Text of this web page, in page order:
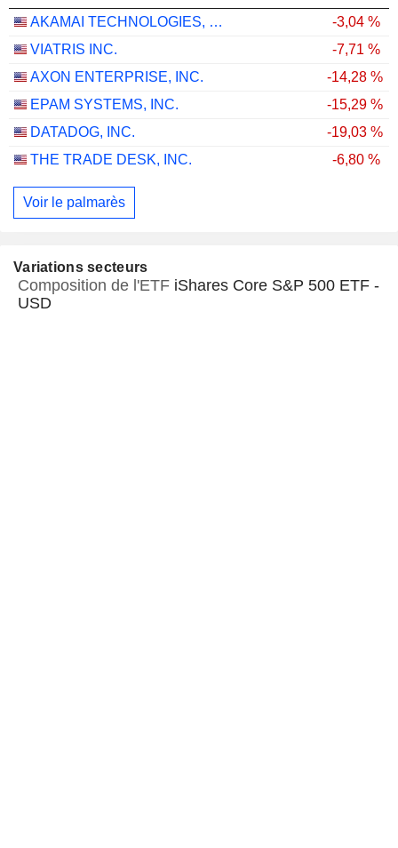
AKAMAI TECHNOLOGIES, INC.
-3,04 %
VIATRIS INC.
-7,71 %
AXON ENTERPRISE, INC.
-14,28 %
EPAM SYSTEMS, INC.
-15,29 %
DATADOG, INC.
-19,03 %
THE TRADE DESK, INC.
-6,80 %
Voir le palmarès
Variations secteurs
Composition de l'ETF iShares Core S&P 500 ETF -
USD